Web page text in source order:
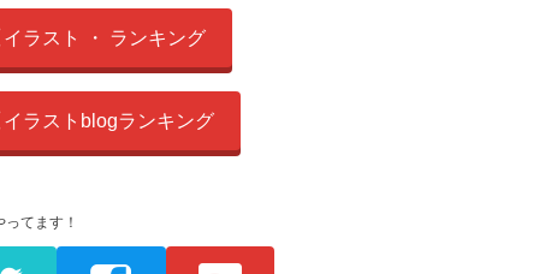
イラスト ・ ランキング
イラストblogランキング
てます！